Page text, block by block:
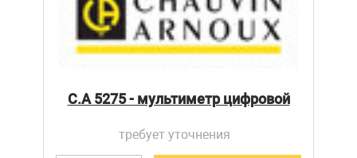
C.A 5275 - мультиметр цифровой
требует уточнения